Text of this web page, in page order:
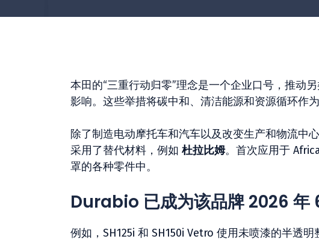
本田的“三重行动归零”理念是一个企业口号，推动
影响。这些举措将碳中和、清洁能源和资源循环作
除了制造电动摩托车和汽车以及改变生产和物流中
采用了替代材料，例如 杜拉比姆。首次应用于
罩的各种零件中。
Durabio 已成为该品牌 2026 年
例如，SH125i 和 SH150i Vetro 使用未喷漆的半透